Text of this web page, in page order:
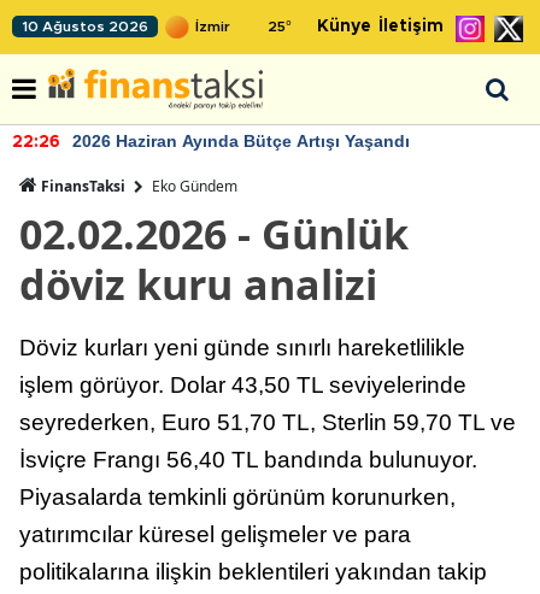
10 Ağustos 2026 25° Künye İletişim
22:26 2026 Haziran Ayında Bütçe Artışı Yaşandı
FinansTaksi Eko Gündem
02.02.2026 - Günlük
döviz kuru analizi
Döviz kurları yeni günde sınırlı hareketlilikle
işlem görüyor. Dolar 43,50 TL seviyelerinde
seyrederken, Euro 51,70 TL, Sterlin 59,70 TL ve
İsviçre Frangı 56,40 TL bandında bulunuyor.
Piyasalarda temkinli görünüm korunurken,
yatırımcılar küresel gelişmeler ve para
politikalarına ilişkin beklentileri yakından takip